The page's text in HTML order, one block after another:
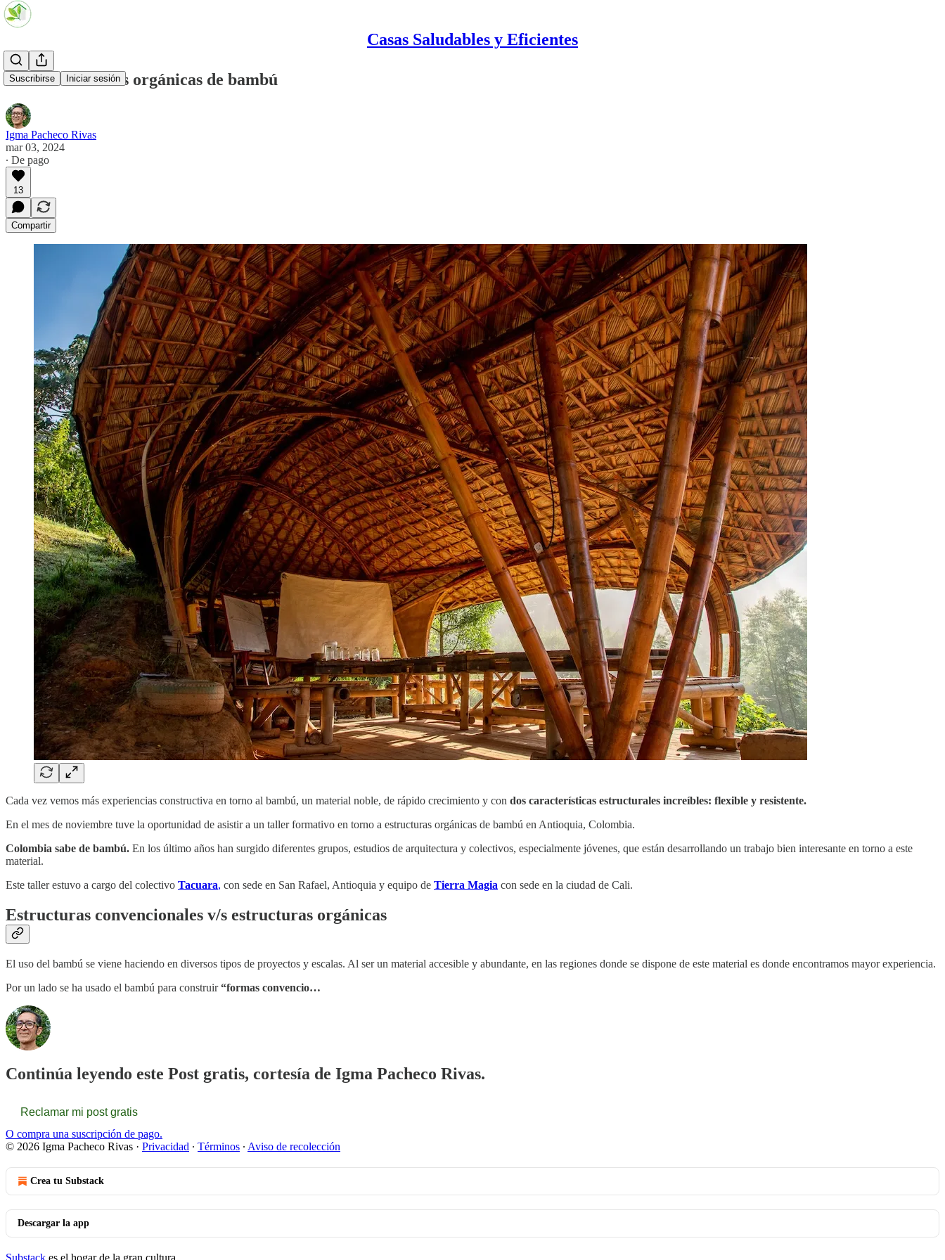
Casas Saludables y Eficientes
Suscribirse Iniciar sesión
#120 Estructuras orgánicas de bambú
Igma Pacheco Rivas
mar 03, 2024
∙ De pago
13
Compartir
Cada vez vemos más experiencias constructiva en torno al bambú, un material noble, de rápido crecimiento y con dos características estructurales increíbles: flexible y resistente.
En el mes de noviembre tuve la oportunidad de asistir a un taller formativo en torno a estructuras orgánicas de bambú en Antioquia, Colombia.
Colombia sabe de bambú. En los último años han surgido diferentes grupos, estudios de arquitectura y colectivos, especialmente jóvenes, que están desarrollando un trabajo bien interesante en torno a este
material.
Este taller estuvo a cargo del colectivo Tacuara, con sede en San Rafael, Antioquia y equipo de Tierra Magia con sede en la ciudad de Cali.
Estructuras convencionales v/s estructuras orgánicas
El uso del bambú se viene haciendo en diversos tipos de proyectos y escalas. Al ser un material accesible y abundante, en las regiones donde se dispone de este material es donde encontramos mayor experiencia.
Por un lado se ha usado el bambú para construir“formas convencio…
Continúa leyendo este Post gratis, cortesía de Igma Pacheco Rivas.
Reclamar mi post gratis
O compra una suscripción de pago.
© 2026 Igma Pacheco Rivas · Privacidad ∙ Términos ∙ Aviso de recolección
Crea tu Substack
Descargar la app